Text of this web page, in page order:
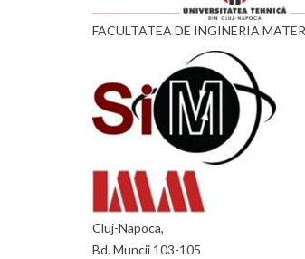
FACULTATEA DE INGINERIA
Cluj-Napoca,
Bd. Muncii 103-105